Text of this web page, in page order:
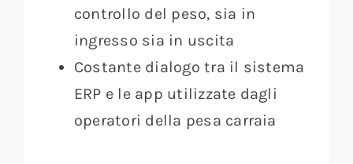
controllo del peso, sia in
ingresso sia in uscita
Costante dialogo tra il sistema
ERP e le app utilizzate dagli
operatori della pesa carraia